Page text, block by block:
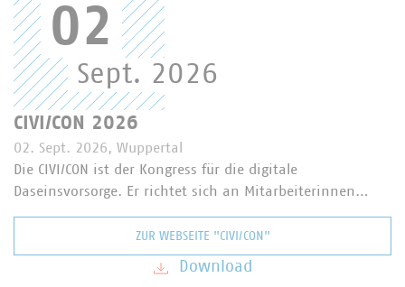
02
Sept. 2026
CIVI/CON 2026
02. Sept. 2026, Wuppertal
Die CIVI/CON ist der Kongress für die digitale
Daseinsvorsorge. Er richtet sich an Mitarbeiterinnen…
ZUR WEBSEITE "CIVI/CON"
Download